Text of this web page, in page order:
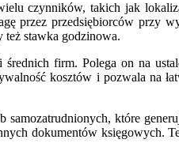
czynników, takich jak
przez przedsiębiorców przy
też stawka godzinowa.
firm. Polega on na
kosztów i pozwala na
które
dokumentów księgowych.